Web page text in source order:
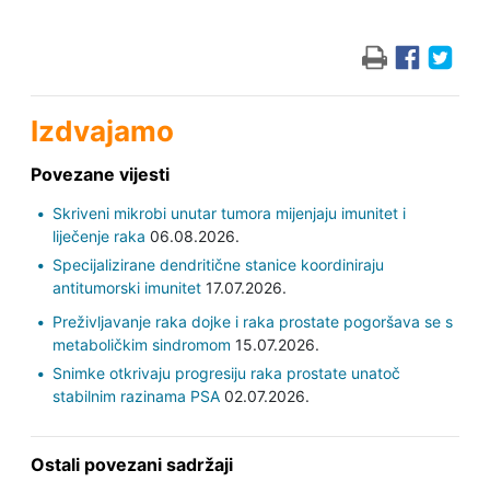
Izdvajamo
Povezane vijesti
Skriveni mikrobi unutar tumora mijenjaju imunitet i
liječenje raka 06.08.2026.
Specijalizirane dendritične stanice koordiniraju
antitumorski imunitet17.07.2026.
Preživljavanje raka dojke i raka prostate pogoršava se s
metaboličkim sindromom 15.07.2026.
Snimke otkrivaju progresiju raka prostate unatoč
stabilnim razinama PSA02.07.2026.
Ostali povezani sadržaji